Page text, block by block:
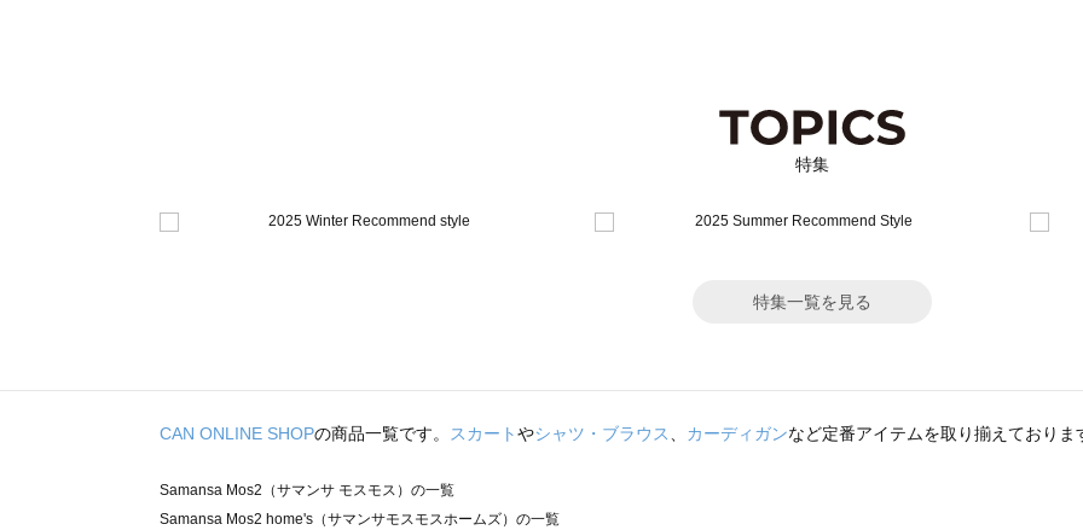
特集
特集一覧を見る
CAN ONLINE SHOPの商品一覧です。 スカートやシャツ・ブラウス、 カーディガンなど定番アイテムを取り揃えておりま
Samansa Mos2（サマンサ モスモス）の一覧
Samansa Mos2 home's（サマンサモスモスホームズ）の一覧